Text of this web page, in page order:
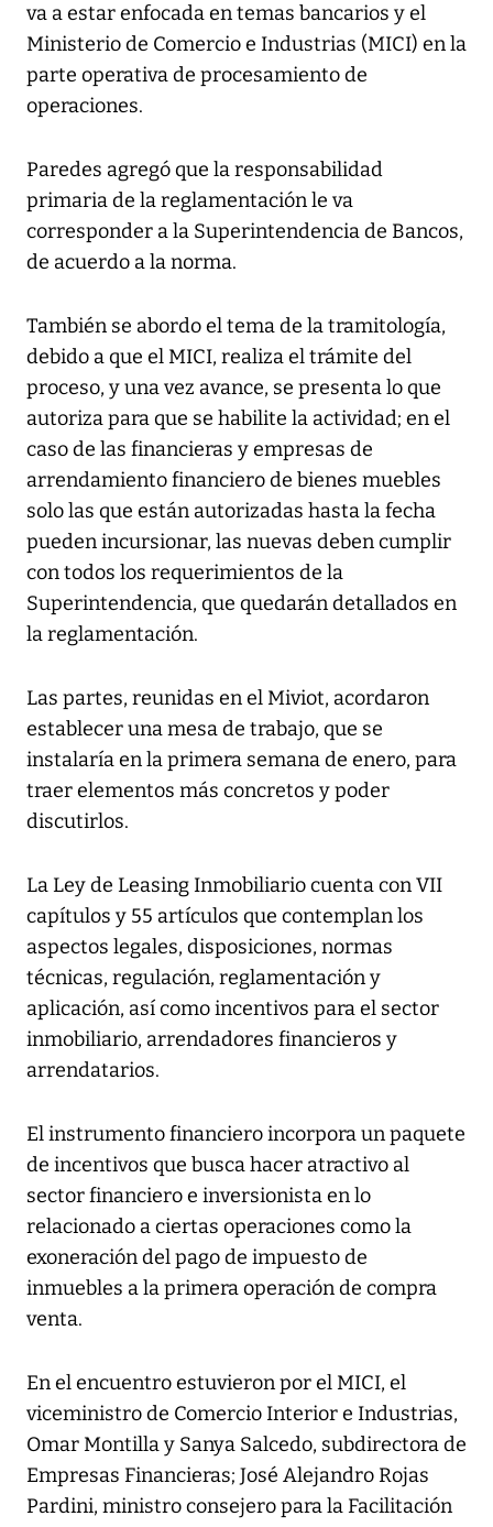
va a estar enfocada en temas bancarios y el
Ministerio de Comercio e Industrias (MICI) en la
parte operativa de procesamiento de
operaciones.
Paredes agregó que la responsabilidad
primaria de la reglamentación le va
corresponder a la Superintendencia de Bancos,
de acuerdo a la norma.
También se abordo el tema de la tramitología,
debido a que el MICI, realiza el trámite del
proceso, y una vez avance, se presenta lo que
autoriza para que se habilite la actividad; en el
caso de las financieras y empresas de
arrendamiento financiero de bienes muebles
solo las que están autorizadas hasta la fecha
pueden incursionar, las nuevas deben cumplir
con todos los requerimientos de la
Superintendencia, que quedarán detallados en
la reglamentación.
Las partes, reunidas en el Miviot, acordaron
establecer una mesa de trabajo, que se
instalaría en la primera semana de enero, para
traer elementos más concretos y poder
discutirlos.
La Ley de Leasing Inmobiliario cuenta con VII
capítulos y 55 artículos que contemplan los
aspectos legales, disposiciones, normas
técnicas, regulación, reglamentación y
aplicación, así como incentivos para el sector
inmobiliario, arrendadores financieros y
arrendatarios.
El instrumento financiero incorpora un paquete
de incentivos que busca hacer atractivo al
sector financiero e inversionista en lo
relacionado a ciertas operaciones como la
exoneración del pago de impuesto de
inmuebles a la primera operación de compra
venta.
En el encuentro estuvieron por el MICI, el
viceministro de Comercio Interior e Industrias,
Omar Montilla y Sanya Salcedo, subdirectora de
Empresas Financieras; José Alejandro Rojas
Pardini, ministro consejero para la Facilitación